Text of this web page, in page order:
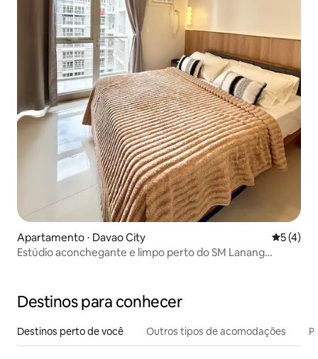
Apartamento ⋅ Davao City 5 de
5 (4)
Estúdio aconchegante e limpo perto do SM Lanang
Destinos para conhecer
Destinos perto de você Outros tipos de acomodações